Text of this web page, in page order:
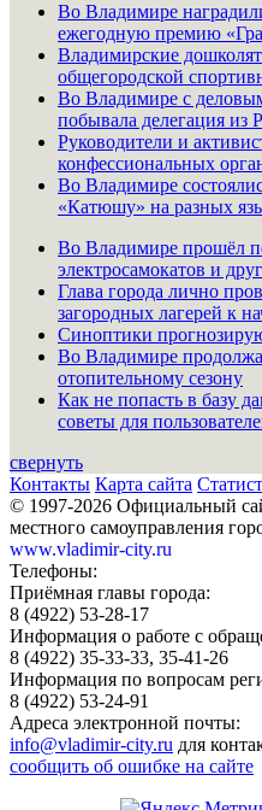
Во Владимире
ежегодную премию
Владимирские
общегородской
Во Владимире с
побывала делегация из
Руководители и
конфессиональных
Во Владимире
«Катюшу» на разных
Во Владимире прошёл
электросамокатов и
Глава города лично
загородных лагерей к
Синоптики
Во Владимире
отопительному сезону
Как не попасть в базу
советы для
свернуть
Контакты Карта сайта
© 1997-2026 Официальный
местного самоуправления
www.vladimir-city.ru
Телефоны:
Приёмная главы города:
8 (4922) 53-28-17
Информация о работе с
8 (4922) 35-33-33, 35-41-26
Информация по вопросам
8 (4922) 53-24-91
Адреса электронной почты:
info@vladimir-city.ru для
сообщить об ошибке на сайте